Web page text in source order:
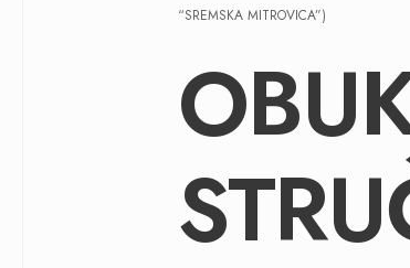
“SREMSKA MITROVICA”)